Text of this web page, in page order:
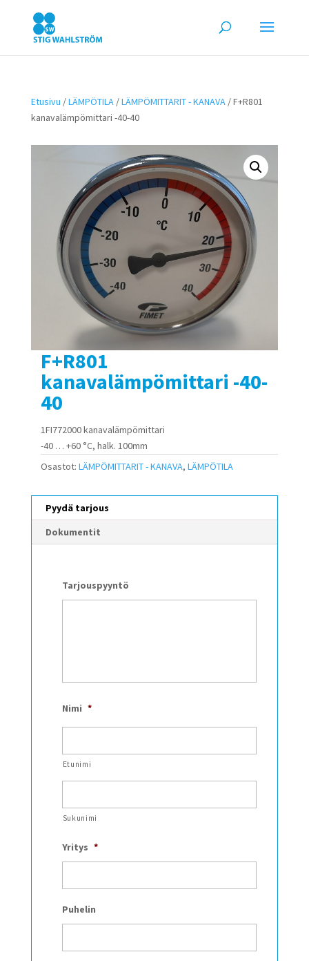
Etusivu /LÄMPÖTILA/LÄMPÖMITTARIT - KANAVA/ F+R801
kanavalämpömittari -40-40
F+R801
kanavalämpömittari -40-
40
1FI772000 kanavalämpömittari
-40 … +60 °C, halk. 100mm
Osastot: LÄMPÖMITTARIT - KANAVA, LÄMPÖTILA
Pyydä tarjous
Dokumentit
Tarjouspyyntö
Nimi *
Etunimi
Sukunimi
Yritys *
Puhelin